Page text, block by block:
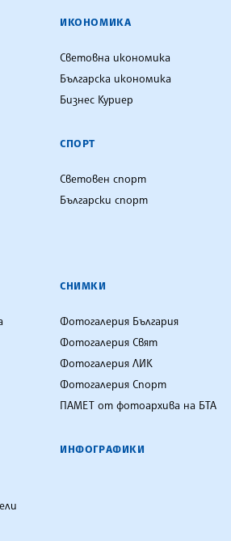
ИКОНОМИКА
Световна икономика
Българска икономика
Бизнес Куриер
СПОРТ
Световен спорт
Български спорт
СНИМКИ
Фотогалерия България
Фотогалерия Свят
Фотогалерия ЛИК
Фотогалерия Спорт
ПАМЕТ от фотоархива на БТА
ИНФОГРАФИКИ